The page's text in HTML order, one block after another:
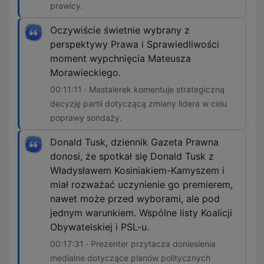
prawicy.
Oczywiście świetnie wybrany z
perspektywy Prawa i Sprawiedliwości
moment wypchnięcia Mateusza
Morawieckiego.
00:11:11 · Mastalerek komentuje strategiczną
decyzję partii dotyczącą zmiany lidera w celu
poprawy sondaży.
Donald Tusk, dziennik Gazeta Prawna
donosi, że spotkał się Donald Tusk z
Władysławem Kosiniakiem-Kamyszem i
miał rozważać uczynienie go premierem,
nawet może przed wyborami, ale pod
jednym warunkiem. Wspólne listy Koalicji
Obywatelskiej i PSL-u.
00:17:31 · Prezenter przytacza doniesienia
medialne dotyczące planów politycznych